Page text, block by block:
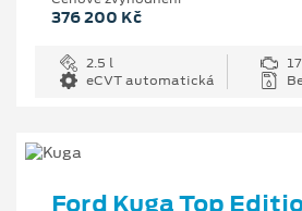
376 200 Kč
2.5 l
eCVT automatická
Ford Kuga Top